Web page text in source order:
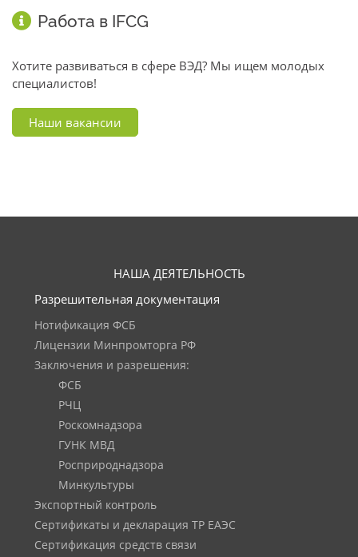
Работа в IFCG
Хотите развиваться в сфере ВЭД? Мы ищем молодых
специалистов!
Наши вакансии
НАША ДЕЯТЕЛЬНОСТЬ
Разрешительная документация
Нотификация ФСБ
Лицензии Минпромторга РФ
Заключения и разрешения:
ФСБ
РЧЦ
Роскомнадзора
ГУНК МВД
Росприроднадзора
Минкультуры
Экспортный контроль
Сертификаты и декларация ТР ЕАЭС
Сертификация средств связи